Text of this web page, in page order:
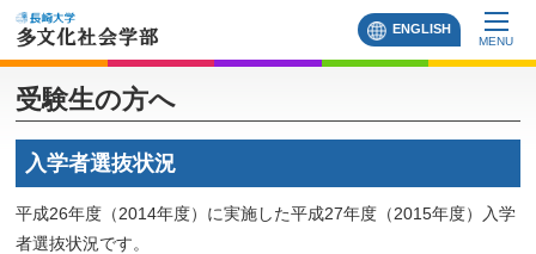
ENGLISH
MENU
受験生の方へ
入学者選抜状況
平成26年度（2014年度）に実施した平成27年度（2015年度）入学
者選抜状況です。